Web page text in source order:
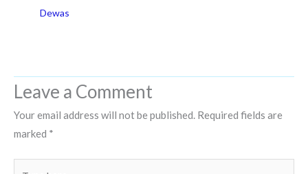
Dewas
Leave a Comment
Your email address will not be published. Required fields are
marked *